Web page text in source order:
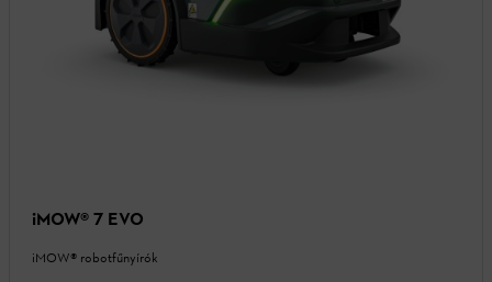
iMOW® 7 EVO
iMOW® robotfűnyírók